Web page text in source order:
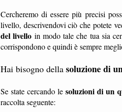
Cercheremo di essere più precisi
livello, descrivendovi ciò che potete
del livello in modo tale che tua sia
corrispondono e quindi è sempre
Hai bisogno della soluzione di
Se state cercando le soluzioni di un
raccolta seguente: